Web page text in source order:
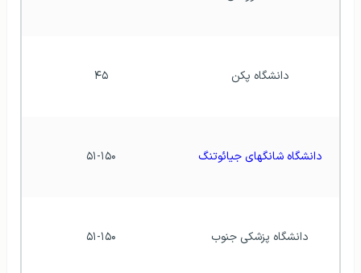
دانشگاه پکن ۴۵
دانشگاه شانگهای جیائوتنگ ۵۱-۱۵۰
دانشگاه پزشکی جنوب ۵۱-۱۵۰